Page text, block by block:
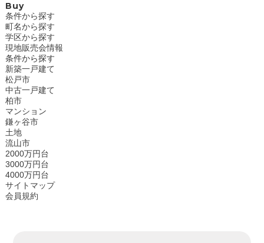
Buy
条件から探す
町名から探す
学区から探す
現地販売会情報
条件から探す
新築一戸建て
松戸市
中古一戸建て
柏市
マンション
鎌ヶ谷市
土地
流山市
2000万円台
3000万円台
4000万円台
サイトマップ
会員規約